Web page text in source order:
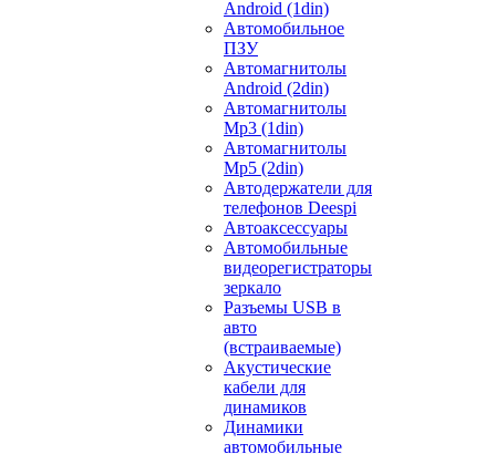
Android (1din)
Автомобильное
ПЗУ
Автомагнитолы
Android (2din)
Автомагнитолы
Mp3 (1din)
Автомагнитолы
Mp5 (2din)
Автодержатели для
телефонов Deespi
Автоаксессуары
Автомобильные
видеорегистраторы
зеркало
Разъемы USB в
авто
(встраиваемые)
Акустические
кабели для
динамиков
Динамики
автомобильные